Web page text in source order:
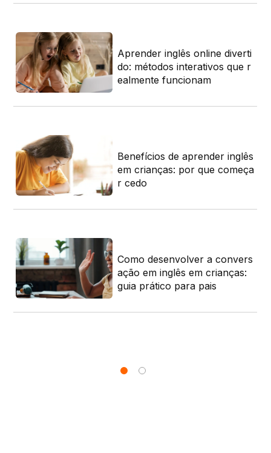
Aprender inglês online diverti
do: métodos interativos que r
ealmente funcionam
Benefícios de aprender inglês
em crianças: por que começa
r cedo
Como desenvolver a convers
ação em inglês em crianças:
guia prático para pais